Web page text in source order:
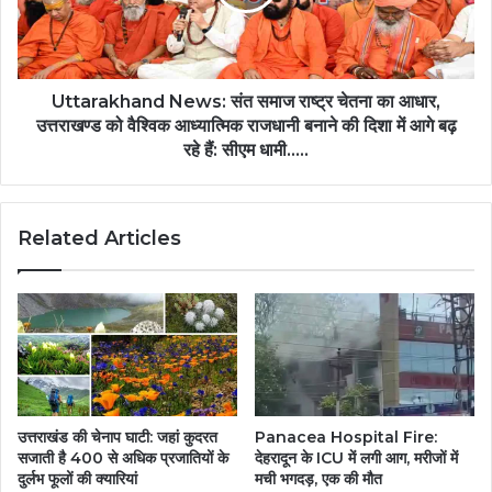
की
अपील...
चेतना
का
आधार,
उत्तराखण्ड
वैश्विक
बनाने
दिशा
बढ़
रहे
हैं:
सीएम
धामी.....
Uttarakhand News: संत समाज राष्ट्र चेतना का आधार,
उत्तराखण्ड को वैश्विक आध्यात्मिक राजधानी बनाने की दिशा में आगे बढ़
रहे हैं: सीएम धामी.....
Related Articles
उत्तराखंड की चेनाप घाटी: जहां कुदरत
सजाती है 400 से अधिक प्रजातियों के
दुर्लभ फूलों की क्यारियां
Panacea Hospital Fire:
देहरादून के ICU में लगी आग, मरीजों में
मची भगदड़, एक की मौत